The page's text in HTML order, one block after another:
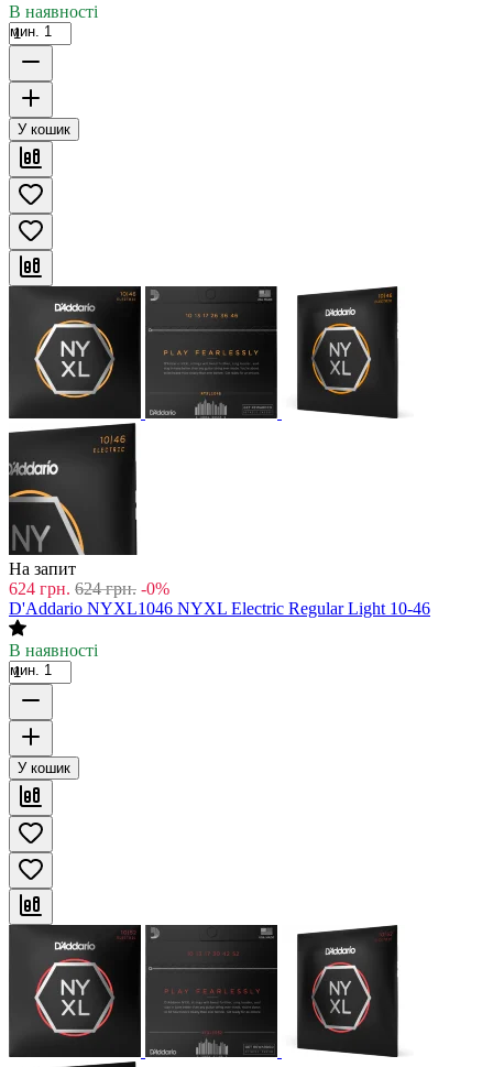
В наявності
мин. 1
У кошик
На запит
624 грн. 624 грн. -0%
D'Addario NYXL1046 NYXL Electric Regular Light 10-46
В наявності
мин. 1
У кошик